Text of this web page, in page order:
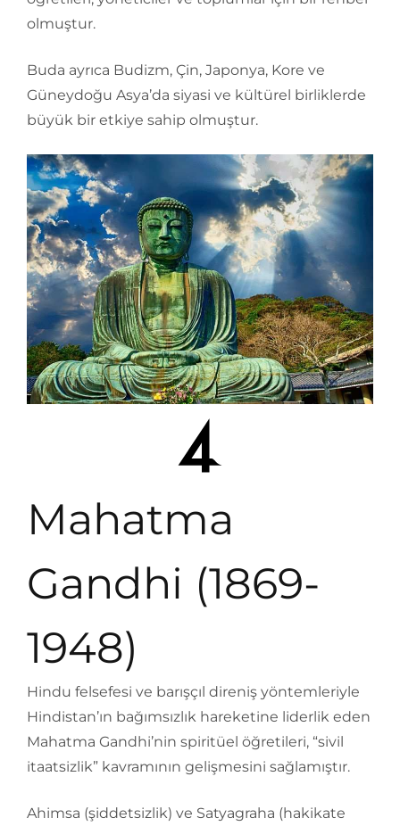
olmuştur.
Buda ayrıca Budizm, Çin, Japonya, Kore ve
Güneydoğu Asya’da siyasi ve kültürel birliklerde
büyük bir etkiye sahip olmuştur.
Mahatma
Gandhi (1869-
1948)
Hindu felsefesi ve barışçıl direniş yöntemleriyle
Hindistan’ın bağımsızlık hareketine liderlik eden
Mahatma Gandhi’nin spiritüel öğretileri, “sivil
itaatsizlik” kavramının gelişmesini sağlamıştır.
Ahimsa (şiddetsizlik) ve Satyagraha (hakikate